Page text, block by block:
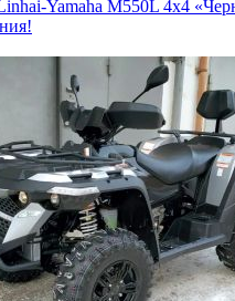
Yamaha M550L 4x4